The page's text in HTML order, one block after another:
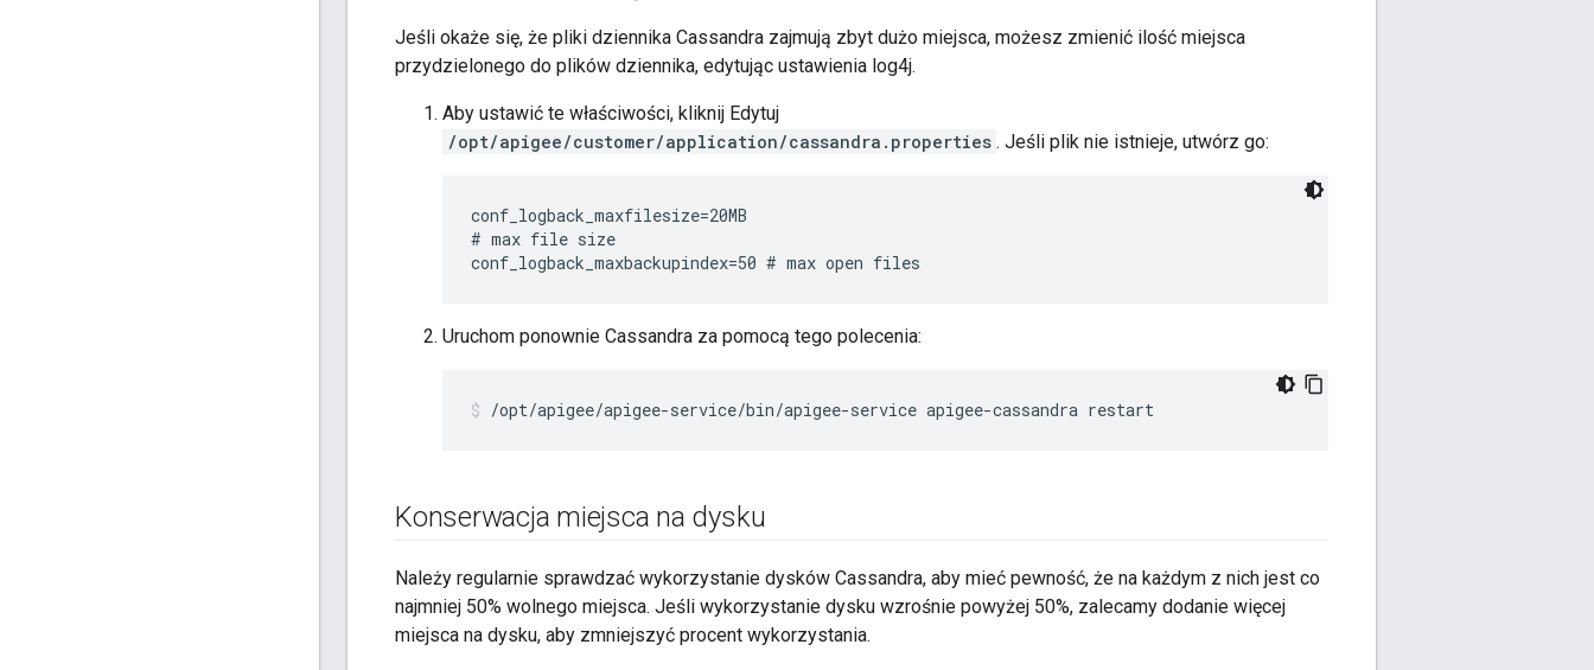
Jeśli okaże się, że pliki dziennika Cassandra zajmują zbyt dużo miejsca, możesz zmienić ilość miejsca
przydzielonego do plików dziennika, edytując ustawienia log4j.
Aby ustawić te właściwości, kliknij Edytuj
/opt/apigee/customer/application/cassandra.properties . Jeśli plik nie istnieje, utwórz go:
conf_logback_maxfilesize=20MB
# max file size
conf_logback_maxbackupindex=50 # max open files
Uruchom ponownie Cassandra za pomocą tego polecenia:
/opt/apigee/apigee-service/bin/apigee-service apigee-cassandra restart
Konserwacja miejsca na dysku
Należy regularnie sprawdzać wykorzystanie dysków Cassandra, aby mieć pewność, że na każdym z nich jest co
najmniej 50% wolnego miejsca. Jeśli wykorzystanie dysku wzrośnie powyżej 50%, zalecamy dodanie więcej
miejsca na dysku, aby zmniejszyć procent wykorzystania.